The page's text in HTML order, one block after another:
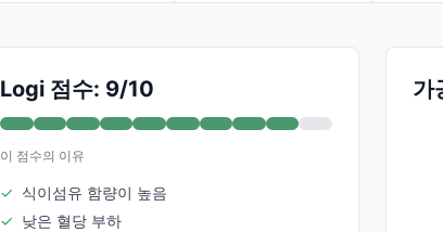
Logi 점수: 9/10
이 점수의 이유
✓ 식이섬유 함량이 높음
✓ 낮은 혈당 부하
가